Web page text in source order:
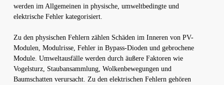
werden im Allgemeinen in physische, umweltbedingte und
elektrische Fehler kategorisiert.
Zu den physischen Fehlern zählen Schäden im Inneren von PV-
Modulen, Modulrisse, Fehler in Bypass-Dioden und gebrochene
Module. Umweltausfälle werden durch äußere Faktoren wie
Vogelsturz, Staubansammlung, Wolkenbewegungen und
Baumschatten verursacht. Zu den elektrischen Fehlern gehören